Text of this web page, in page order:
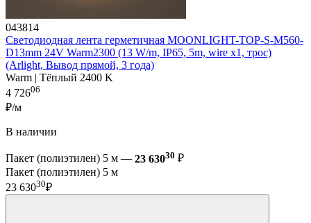
043814
Светодиодная лента герметичная MOONLIGHT-TOP-S-M560-
D13mm 24V Warm2300 (13 W/m, IP65, 5m, wire x1, трос)
(Arlight, Вывод прямой, 3 года)
Warm | Тёплый 2400 K
4 72606
₽/м
В наличии
Пакет (полиэтилен) 5 м — 23 63030 ₽
Пакет (полиэтилен) 5 м
23 63030₽